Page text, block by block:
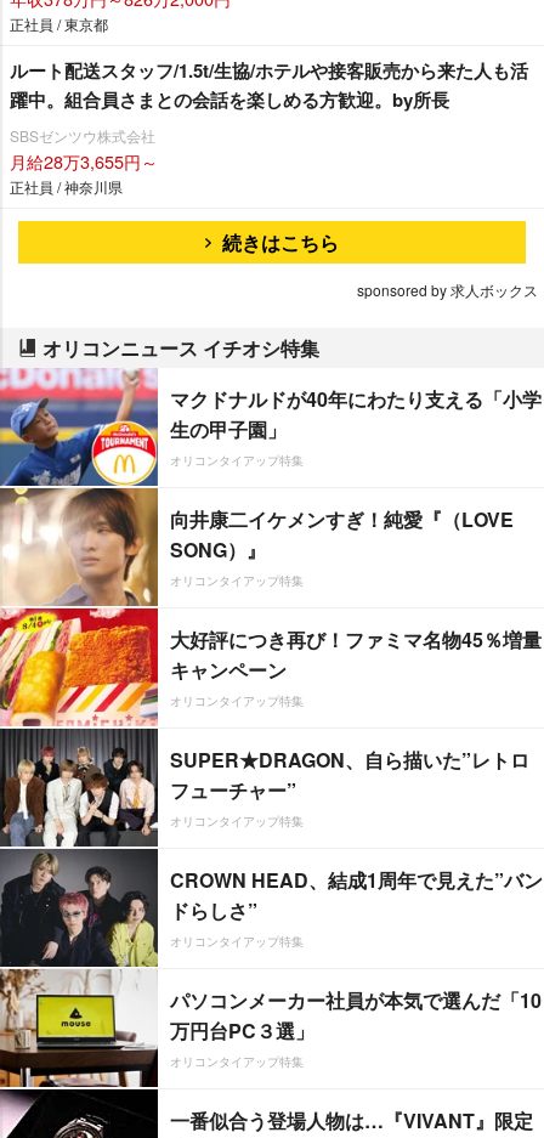
正社員 / 東京都
ルート配送スタッフ/1.5t/生協/ホテルや接客販売から来た人も活
躍中。組合員さまとの会話を楽しめる方歓迎。by所長
SBSゼンツウ株式会社
月給28万3,655円～
正社員 / 神奈川県
続きはこちら
sponsored by 求人ボックス
オリコンニュース イチオシ特集
マクドナルドが40年にわたり支える「小学
生の甲子園」
オリコンタイアップ特集
向井康二イケメンすぎ！純愛『（LOVE
SONG）』
オリコンタイアップ特集
大好評につき再び！ファミマ名物45％増量
キャンペーン
オリコンタイアップ特集
SUPER★DRAGON、自ら描いた”レトロ
フューチャー”
オリコンタイアップ特集
CROWN HEAD、結成1周年で見えた”バン
ドらしさ”
オリコンタイアップ特集
パソコンメーカー社員が本気で選んだ「10
万円台PC３選」
オリコンタイアップ特集
一番似合う登場人物は…『VIVANT』限定